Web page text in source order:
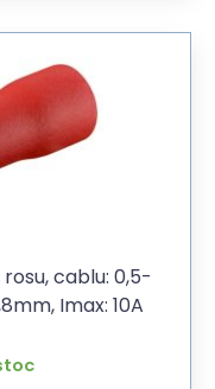
cablu: 0,5-
Imax: 10A